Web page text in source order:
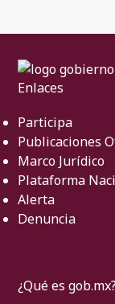
Enlaces
Participa
Publicaciones
Marco Jurídico
Plataforma
Alerta
Denuncia
¿Qué es gob.mx?